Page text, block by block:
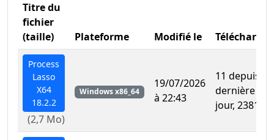
Titre du
fichier
(taille)
Plateforme Modifié le
Process
Lasso
X64
18.2.2
(2,7 Mo)
Windows x86_64
19/07/2026
à 22:43
11 depuis la
dernière
jour, 2381